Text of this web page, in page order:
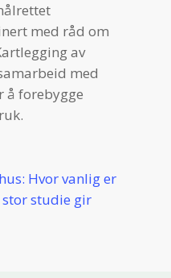
med råd om
av
med
å forebygge
Hvor vanlig er
stor studie gir